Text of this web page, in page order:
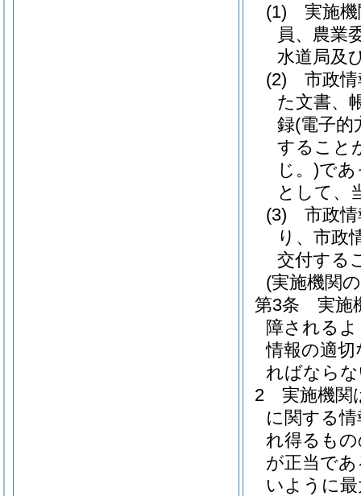
(1)
実施
員、農業
水道局及
(2)
市政
た文書、
録(電子的
すること
じ。)であ
として、
(3)
市政
り、市政
交付する
(実施機関
第3条
実施
障される
情報の適
ればなら
2
実施機関
に関する
れ得るも
が正当で
いように